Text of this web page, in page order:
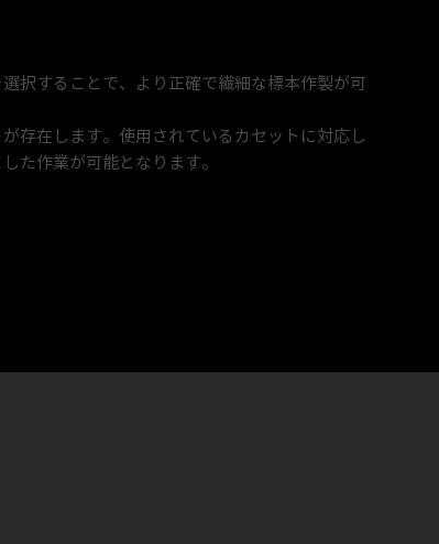
択することで、より正確で繊細な標本作製が可
存在します。使用されているカセットに対応し
た作業が可能となります。